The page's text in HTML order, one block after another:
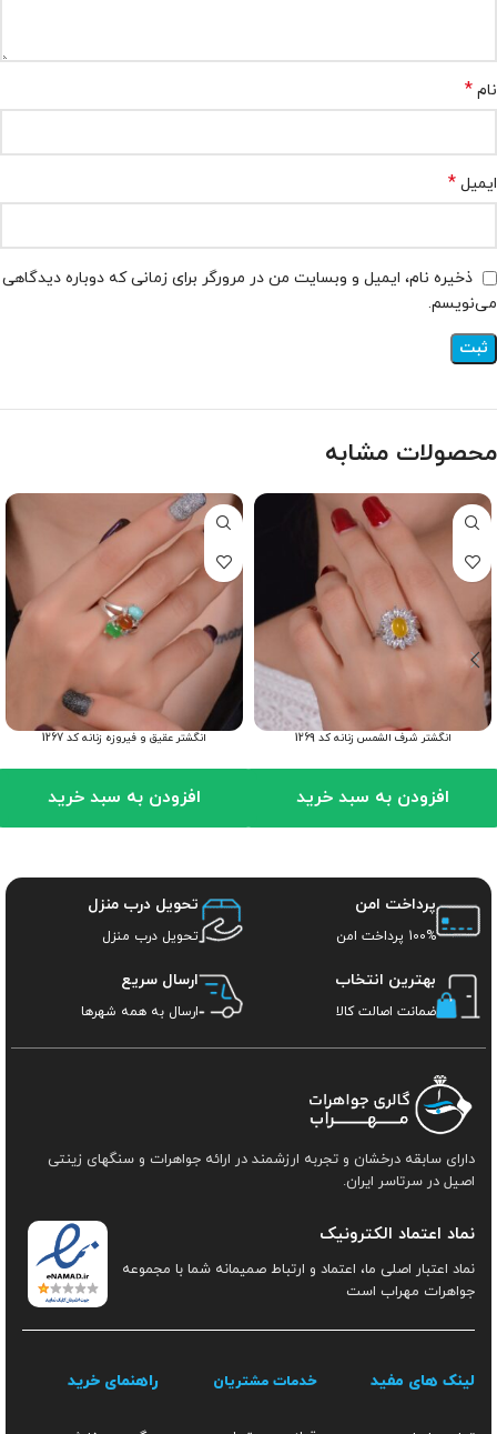
نام *
ایمیل *
ذخیره نام، ایمیل و وبسایت من در مرورگر برای زمانی که دوباره دیدگاهی
می‌نویسم.
محصولات مشابه
انگشتر شرف الشمس زنانه کد 1269
افزودن به سبد خرید
انگشتر عقیق و فیروزه زنانه کد 1267
افزودن به سبد خرید
پرداخت امن
100% پرداخت امن
تحویل درب منزل
تحویل درب منزل
بهترین انتخاب
ضمانت اصالت کالا
ارسال سریع
ارسال به همه شهرها
دارای سابقه درخشان و تجربه ارزشمند در ارائه جواهرات و سنگهای زینتی
اصیل در سرتاسر ایران.
نماد اعتماد الکترونیک
نماد اعتبار اصلی ما، اعتماد و ارتباط صمیمانه شما با مجموعه
جواهرات مهراب است
لینک های مفید خدمات مشتریان راهنمای خرید